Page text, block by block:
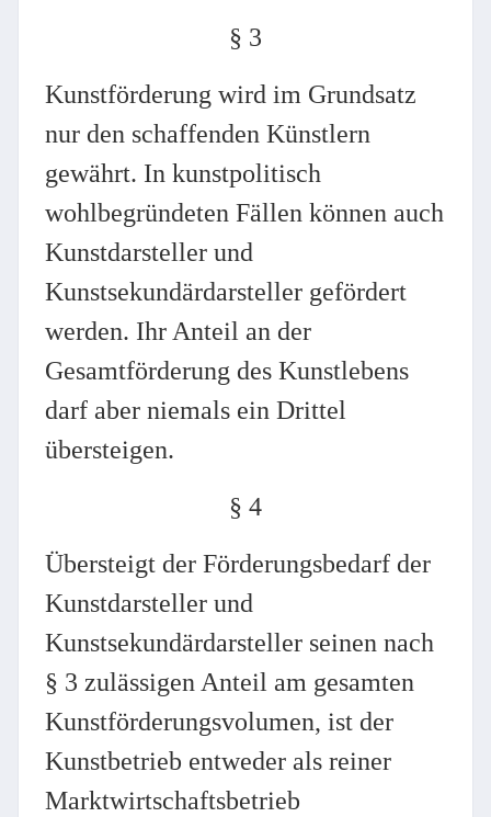
§ 3
Kunstförderung wird im Grundsatz
nur den schaffenden Künstlern
gewährt. In kunstpolitisch
wohlbegründeten Fällen können auch
Kunstdarsteller und
Kunstsekundärdarsteller gefördert
werden. Ihr Anteil an der
Gesamtförderung des Kunstlebens
darf aber niemals ein Drittel
übersteigen.
§ 4
Übersteigt der Förderungsbedarf der
Kunstdarsteller und
Kunstsekundärdarsteller seinen nach
§ 3 zulässigen Anteil am gesamten
Kunstförderungsvolumen, ist der
Kunstbetrieb entweder als reiner
Marktwirtschaftsbetrieb